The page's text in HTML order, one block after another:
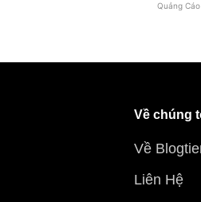
Quảng Cáo
Về chúng
Về
Liên Hệ